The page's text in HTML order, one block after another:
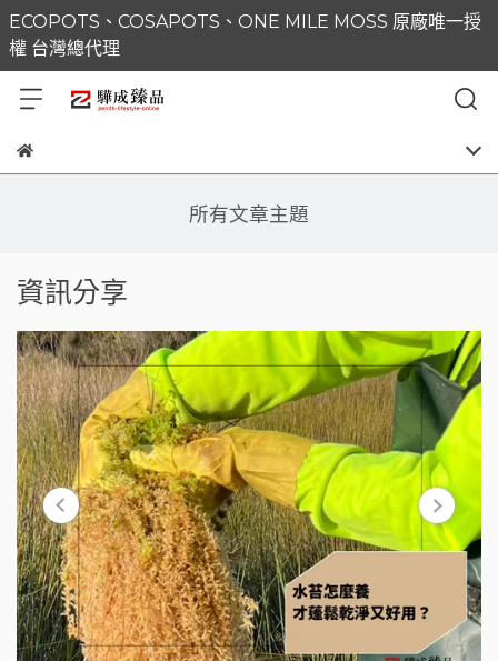
ECOPOTS、COSAPOTS、ONE MILE MOSS 原廠唯一授
權 台灣總代理
所有文章主題
資訊分享